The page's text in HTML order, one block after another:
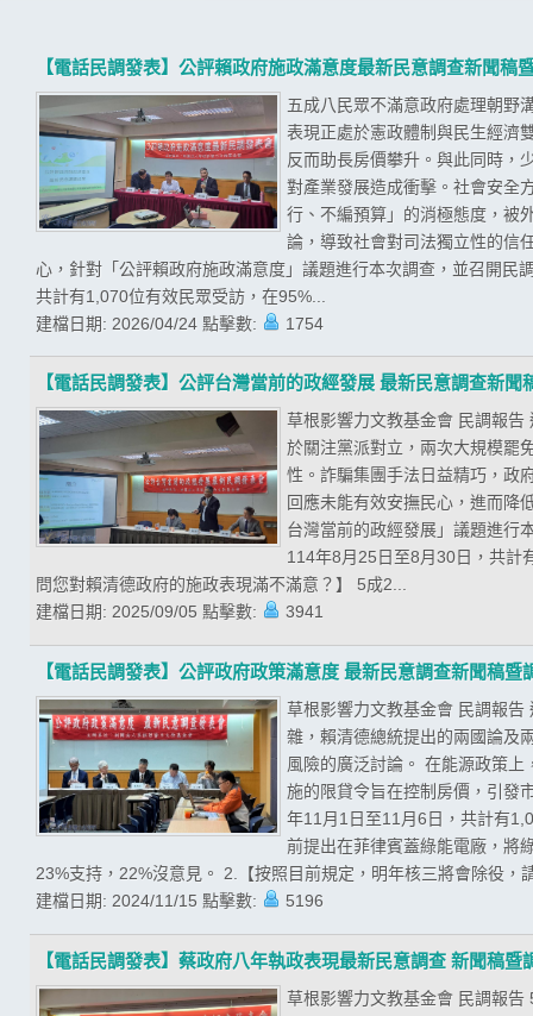
【電話民調發表】公評賴政府施政滿意度最新民意調查新聞稿
五成八民眾不滿意政府處理朝野
表現正處於憲政體制與民生經濟
反而助長房價攀升。與此同時，
對產業發展造成衝擊。社會安全
行、不編預算」的消極態度，被
論，導致社會對司法獨立性的信
心，針對「公評賴政府施政滿意度」議題進行本次調查，並召開
共計有1,070位有效民眾受訪，在95%...
建檔日期: 2026/04/24 點擊數: 1754
【電話民調發表】公評台灣當前的政經發展 最新民意調查新聞
草根影響力文教基金會 民調報
於關注黨派對立，兩次大規模罷
性。詐騙集團手法日益精巧，政
回應未能有效安撫民心，進而降
台灣當前的政經發展」議題進行
114年8月25日至8月30日，共計
問您對賴清德政府的施政表現滿不滿意？】 5成2...
建檔日期: 2025/09/05 點擊數: 3941
【電話民調發表】公評政府政策滿意度 最新民意調查新聞稿暨
草根影響力文教基金會 民調報
雜，賴清德總統提出的兩國論及
風險的廣泛討論。 在能源政策
施的限貸令旨在控制房價，引發
年11月1日至11月6日，共計有
前提出在菲律賓蓋綠能電廠，將
23%支持，22%沒意見。 2.【按照目前規定，明年核三將會除役
建檔日期: 2024/11/15 點擊數: 5196
【電話民調發表】蔡政府八年執政表現最新民意調查 新聞稿暨
草根影響力文教基金會 民調報